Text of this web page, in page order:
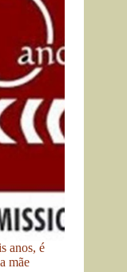
anos, é
mãe